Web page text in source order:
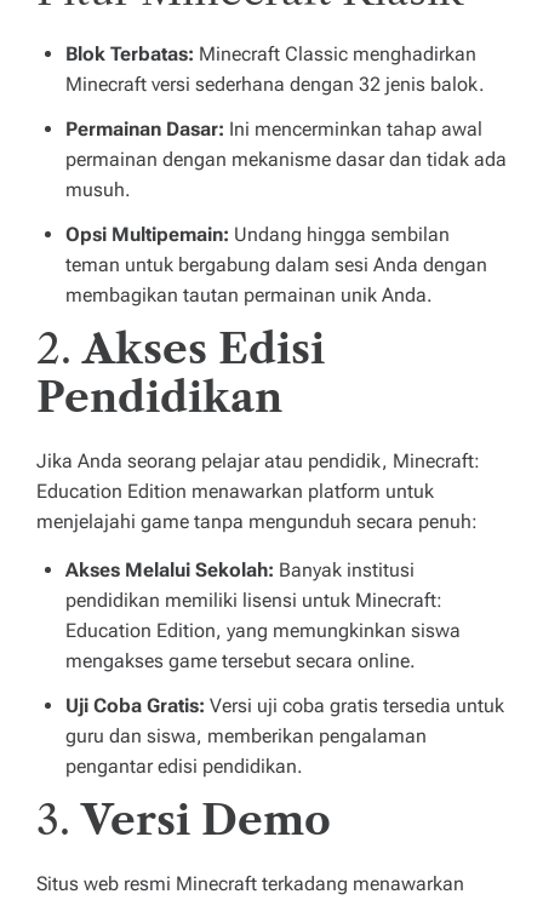
Blok Terbatas: Minecraft Classic menghadirkan
Minecraft versi sederhana dengan 32 jenis balok.
Permainan Dasar: Ini mencerminkan tahap awal
permainan dengan mekanisme dasar dan tidak ada
musuh.
Opsi Multipemain: Undang hingga sembilan
teman untuk bergabung dalam sesi Anda dengan
membagikan tautan permainan unik Anda.
2.Akses Edisi
Pendidikan
Jika Anda seorang pelajar atau pendidik, Minecraft:
Education Edition menawarkan platform untuk
menjelajahi game tanpa mengunduh secara penuh:
Akses Melalui Sekolah: Banyak institusi
pendidikan memiliki lisensi untuk Minecraft:
Education Edition, yang memungkinkan siswa
mengakses game tersebut secara online.
Uji Coba Gratis: Versi uji coba gratis tersedia untuk
guru dan siswa, memberikan pengalaman
pengantar edisi pendidikan.
3.Versi Demo
Situs web resmi Minecraft terkadang menawarkan